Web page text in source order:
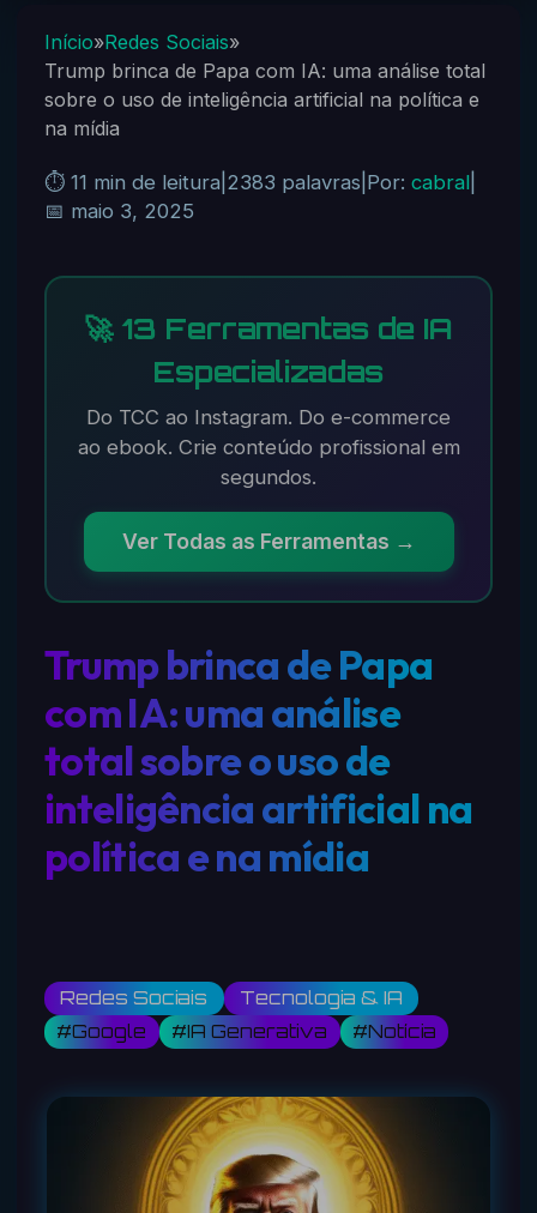
Início»Redes Sociais»
Trump brinca de Papa com IA: uma análise total
sobre o uso de inteligência artificial na política e
na mídia
⏱️ 11 min de leitura 2383 palavras Por: cabral|
📅 maio 3, 2025
🚀 13 Ferramentas de IA
Especializadas
Do TCC ao Instagram. Do e-commerce
ao ebook. Crie conteúdo profissional em
segundos.
Ver Todas as Ferramentas →
Trump brinca de Papa
com IA: uma análise
total sobre o uso de
inteligência artificial na
política e na mídia
Redes Sociais Tecnologia & IA
#Google #IA Generativa #Notícia